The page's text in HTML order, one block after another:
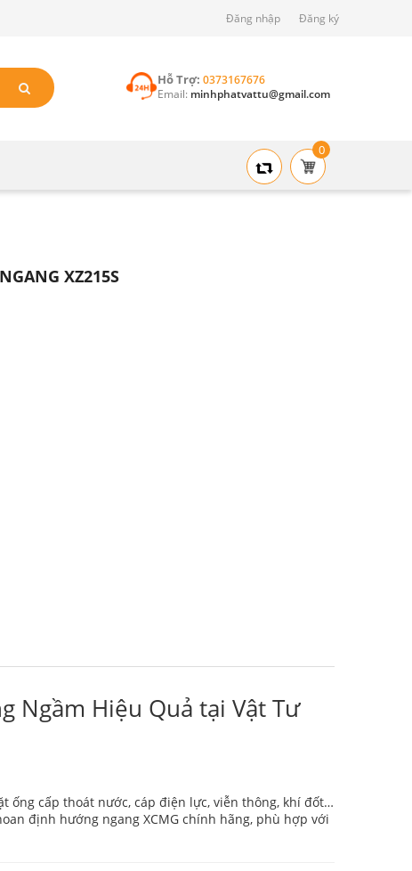
Đăng nhập Đăng ký
Hỗ Trợ:0373167676
Email: minhphatvattu@gmail.com
0
XZ215S
Ngầm Hiệu Quả tại Vật Tư
ống cấp thoát nước, cáp điện lực, viễn thông, khí đốt…
định hướng ngang XCMG chính hãng, phù hợp với